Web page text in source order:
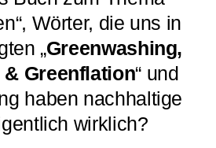
Wörter, die uns in
„Greenwashing,
Greenflation“ und
haben nachhaltige
wirklich?